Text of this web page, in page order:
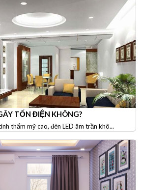
TỐN ĐIỆN KHÔNG?
thẩm mỹ cao, đèn LED âm trần khô...